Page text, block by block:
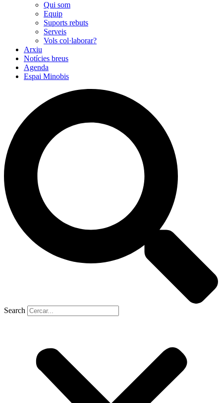
Qui som
Equip
Suports rebuts
Serveis
Vols col·laborar?
Arxiu
Notícies breus
Agenda
Espai Minobis
Search